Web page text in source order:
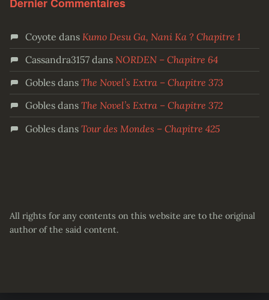
Coyote dans Kumo Desu Ga, Nani Ka ? Chapitre 1
Cassandra3157dans NORDEN – Chapitre 64
Goblesdans The Novel’s Extra – Chapitre 373
Goblesdans The Novel’s Extra – Chapitre 372
Goblesdans Tour des Mondes – Chapitre 425
All rights for any contents on this website are to the original
author of the said content.